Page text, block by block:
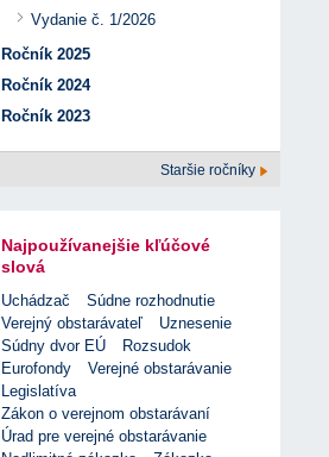
Vydanie č. 1/2026
Ročník 2025
Ročník 2024
Ročník 2023
Staršie ročníky
Najpoužívanejšie kľúčové
slová
Uchádzač
Súdne rozhodnutie
Verejný obstarávateľ
Uznesenie
Súdny dvor EÚ
Rozsudok
Eurofondy
Verejné obstarávanie
Legislatíva
Zákon o verejnom obstarávaní
Úrad pre verejné obstarávanie